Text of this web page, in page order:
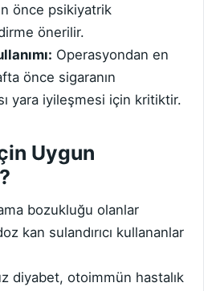
önce psikiyatrik
önerilir.
Operasyondan en
önce sigaranın
yara iyileşmesi için kritiktir.
Uygun
bozukluğu olanlar
kan sulandırıcı kullananlar
diyabet, otoimmün hastalık